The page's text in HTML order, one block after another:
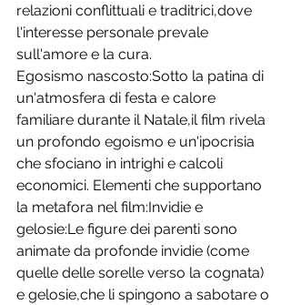
relazioni conflittuali e traditrici,dove
l'interesse personale prevale
sull'amore e la cura.
Egosismo nascosto:Sotto la patina di
un'atmosfera di festa e calore
familiare durante il Natale,il film rivela
un profondo egoismo e un'ipocrisia
che sfociano in intrighi e calcoli
economici. Elementi che supportano
la metafora nel film:Invidie e
gelosie:Le figure dei parenti sono
animate da profonde invidie (come
quelle delle sorelle verso la cognata)
e gelosie,che li spingono a sabotare o